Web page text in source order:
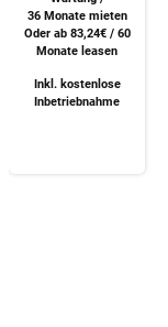
36 Monate mieten
Oder ab 83,24€ / 60
Monate leasen
Inkl. kostenlose
Inbetriebnahme